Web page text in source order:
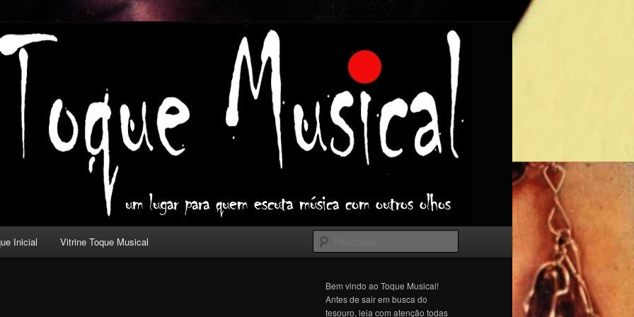
com outros olhos.
Inicial Vitrine Toque Musical
Bem vindo ao Toque Musical!
Antes de sair em busca do
tesouro, leia com atenção todas